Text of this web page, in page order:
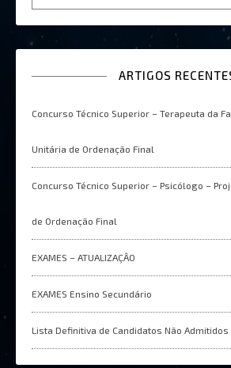
ARTIGOS
Concurso Técnico Superior – Terapeuta da
Unitária de Ordenação Final
Concurso Técnico Superior – Psicólogo –
de Ordenação Final
EXAMES – ATUALIZAÇÂO
EXAMES Ensino Secundário
Lista Definitiva de Candidatos Não